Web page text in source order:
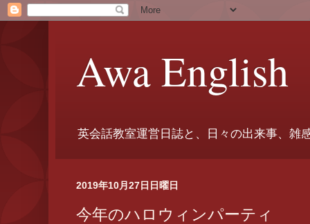
Awa English
英会話教室運営日誌と、日々の出来事、雑
2019年10月27日日曜日
今年のハロウィンパーティ